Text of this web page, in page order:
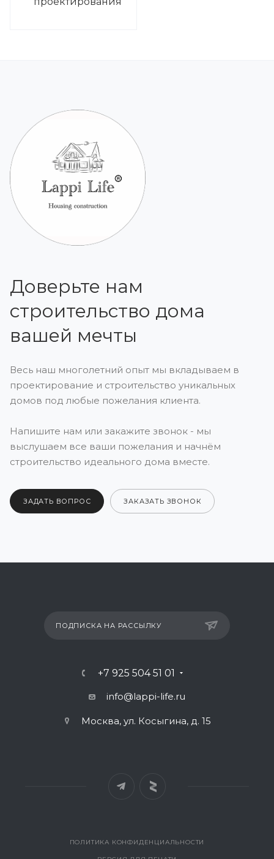
Доверьте нам
строительство дома
вашей мечты
Весь наш многолетний опыт мы вкладываем в
проектирование и строительство уникальных
домов под любые пожелания клиента.
Напишите нам или закажите звонок - мы
выслушаем все ваши пожелания и начнём
строительство идеального дома вместе.
ЗАДАТЬ ВОПРОС ЗАКАЗАТЬ ЗВОНОК
ПОДПИСКА НА РАССЫЛКУ
+7 925 504 51 01
info@lappi-life.ru
Москва, ул. Косыгина, д. 15
ПОЛИТИКА КОНФИДЕНЦИАЛЬНОСТИ